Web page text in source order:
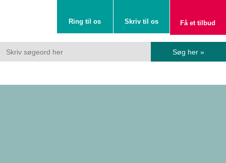
Ring til os Skriv til os Få et tilbud